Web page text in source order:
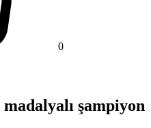
0
şampiyon